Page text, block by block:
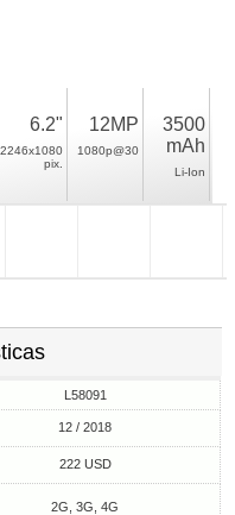
6.2"
2246x1080
pix.
12MP
1080p@30
3500
mAh
Li-Ion
L58091
12 / 2018
222 USD
2G, 3G, 4G